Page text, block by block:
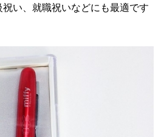
い、就職祝いなどにも最適です